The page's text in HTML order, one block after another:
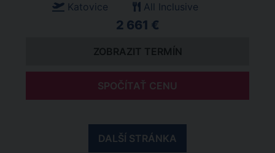
Katovice
All Inclusive
2 661 €
ZOBRAZIT TERMÍN
SPOČÍTAŤ CENU
DALŠÍ STRÁNKA